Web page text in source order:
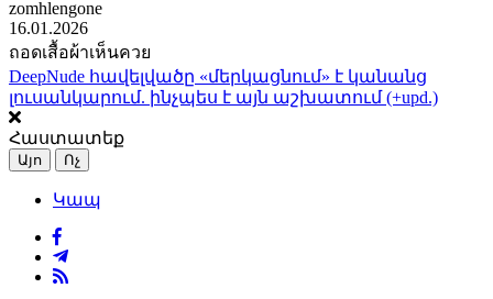
zomhlengone
16.01.2026
ถอดเสื้อผ้าเห็นควย
DeepNude հավելվածը «մերկացնում» է կանանց
լուսանկարում. ինչպես է այն աշխատում (+upd.)
Հաստատեք
Այո Ոչ
Կապ